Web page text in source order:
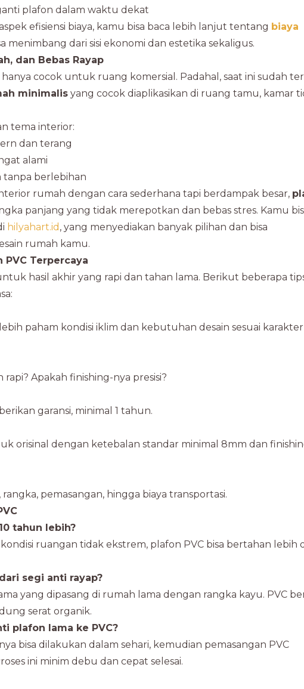
plafon dalam waktu dekat
efisiensi biaya, kamu bisa baca lebih lanjut tentang biaya
menimbang dari sisi ekonomi dan estetika sekaligus.
dan Bebas Rayap
cocok untuk ruang komersial. Padahal, saat ini sudah
minimalis yang cocok diaplikasikan di ruang tamu, kamar
tema interior:
dan terang
alami
tanpa berlebihan
rumah dengan cara sederhana tapi berdampak besar,
panjang yang tidak merepotkan dan bebas stres. Kamu
hilyahart.id , yang menyediakan banyak pilihan dan bisa
rumah kamu.
PVC Terpercaya
hasil akhir yang rapi dan tahan lama. Berikut beberapa
paham kondisi iklim dan kebutuhan desain sesuai karakter
rapi? Apakah finishing-nya presisi?
garansi, minimal 1 tahun.
orisinal dengan ketebalan standar minimal 8mm dan
pemasangan, hingga biaya transportasi.
tahun lebih?
ruangan tidak ekstrem, plafon PVC bisa bertahan lebih
segi anti rayap?
yang dipasang di rumah lama dengan rangka kayu. PVC
serat organik.
plafon lama ke PVC?
bisa dilakukan dalam sehari, kemudian pemasangan PVC
ini minim debu dan cepat selesai.